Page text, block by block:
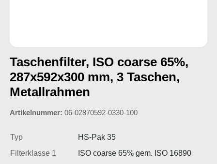
Taschenfilter, ISO coarse 65%,
287x592x300 mm, 3 Taschen,
Metallrahmen
Artikelnummer: 06-02870592-0330-100
Typ
HS-Pak 35
Filterklasse 1
ISO coarse 65% gem. ISO 16890